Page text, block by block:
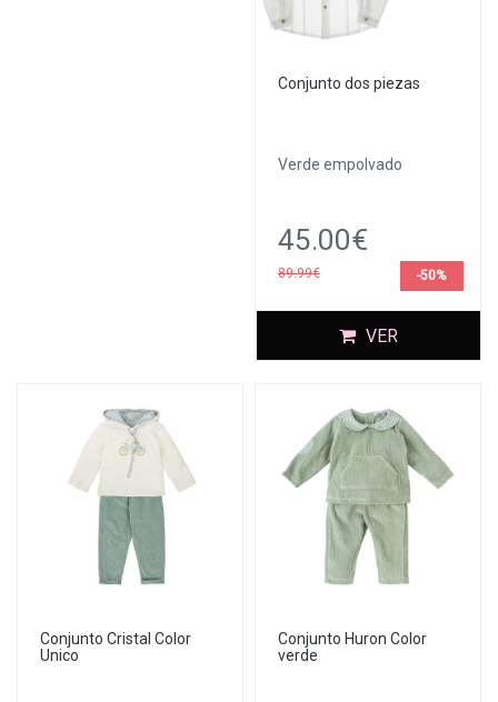
Conjunto dos piezas
Verde empolvado
45.00€
89.99€ -50%
VER
Conjunto Cristal Color
Unico
Conjunto Huron Color
verde